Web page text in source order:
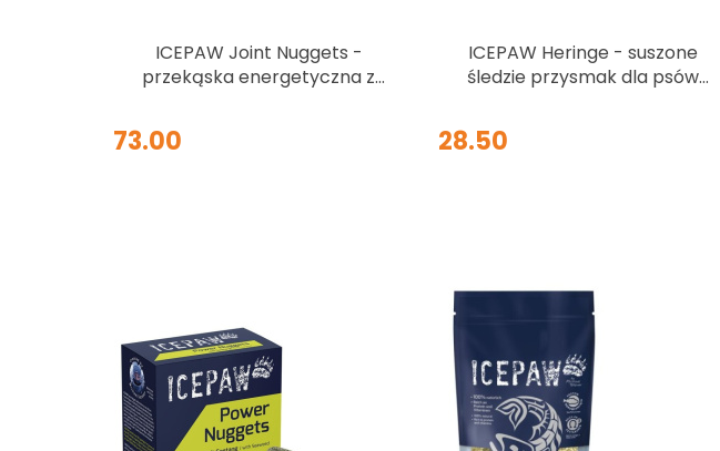
ICEPAW Joint Nuggets -
przekąska energetyczna z
73.00
ICEPAW Heringe - suszone
śledzie przysmak dla psów
28.50